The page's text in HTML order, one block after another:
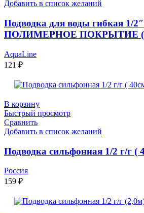
Добавить в список желаний
Подводка для воды гибкая 1/
ПОЛИМЕРНОЕ ПОКРЫТИЕ
AquaLine
121 ₽
В корзину
Быстрый просмотр
Сравнить
Добавить в список желаний
Подводка сильфонная 1/2 г/г (
Россия
159 ₽